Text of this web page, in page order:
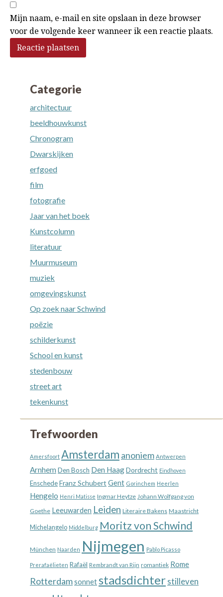
Mijn naam, e-mail en site opslaan in deze browser
voor de volgende keer wanneer ik een reactie plaats.
Categorie
architectuur
beeldhouwkunst
Chronogram
Dwarskijken
erfgoed
film
fotografie
Jaar van het boek
Kunstcolumn
literatuur
Muurmuseum
muziek
omgevingskunst
Op zoek naar Schwind
poëzie
schilderkunst
School en kunst
stedenbouw
street art
tekenkunst
Trefwoorden
Amersfoort Amsterdam anoniem Antwerpen
Arnhem Den Bosch Den HaagDordrecht Eindhoven
EnschedeFranz Schubert Gent Gorinchem Heerlen
Hengelo Henri Matisse Ingmar Heytze Johann Wolfgang von
Goethe Leeuwarden Leiden Literaire Bakens Maastricht
Michelangelo Middelburg Moritz von Schwind
München Naarden Nijmegen Pablo Picasso
Prerafaëlieten Rafaël Rembrandt van Rijn romantiek Rome
Rotterdamsonnet stadsdichter stilleven